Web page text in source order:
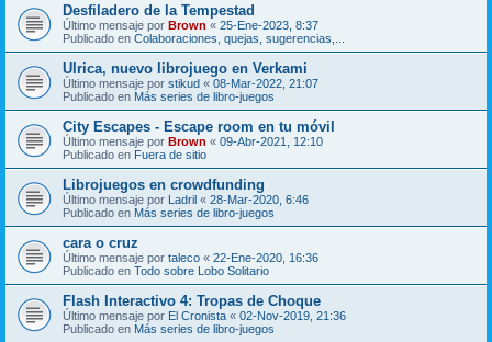
Desfiladero de la Tempestad
Último mensaje por Brown « 25-Ene-2023, 8:37
Publicado en Colaboraciones, quejas, sugerencias,...
Ulrica, nuevo librojuego en Verkami
Último mensaje por stikud « 08-Mar-2022, 21:07
Publicado en Más series de libro-juegos
City Escapes - Escape room en tu móvil
Último mensaje por Brown « 09-Abr-2021, 12:10
Publicado en Fuera de sitio
Librojuegos en crowdfunding
Último mensaje por Ladril « 28-Mar-2020, 6:46
Publicado en Más series de libro-juegos
cara o cruz
Último mensaje por taleco « 22-Ene-2020, 16:36
Publicado en Todo sobre Lobo Solitario
Flash Interactivo 4: Tropas de Choque
Último mensaje por El Cronista « 02-Nov-2019, 21:36
Publicado en Más series de libro-juegos